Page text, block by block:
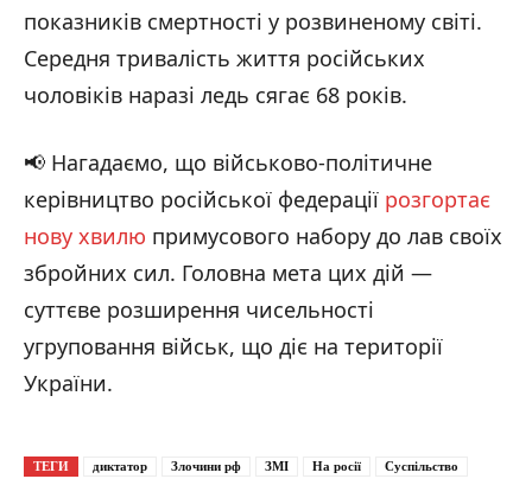
показників смертності у розвиненому світі.
Середня тривалість життя російських
чоловіків наразі ледь сягає 68 років.
📢 Нагадаємо, що військово-політичне
керівництво російської федерації розгортає
нову хвилю примусового набору до лав своїх
збройних сил. Головна мета цих дій —
суттєве розширення чисельності
угруповання військ, що діє на території
України.
ТЕГИ диктатор Злочини рф ЗМІ На росії Суспільство